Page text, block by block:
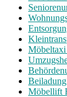
Möbellift